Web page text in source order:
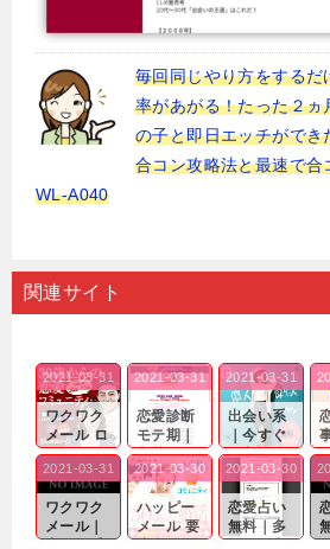
毎回同じやり方をするだ
率があがる！たった２ヵ
の子と即日エッチができ
合コン攻略法と最速で合
WL-A040
関連サイト
ワクワク
メール ロ
グイン pc
｜心の底
から真
剣...
2021-03-31
恋愛診断
モテ期｜
老若男女
問わ
ず…。
2021-03-31
出会い系
｜今すぐ
仲良くな
れる相手
探しをし
たいと...
2021-03-31
ワクワク
メール｜
2021-03-31
ハッピー
メール 要
2021-03-30
恋愛占い
無料｜多
2021-03-30